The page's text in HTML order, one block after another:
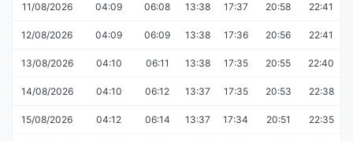
11/08/2026 04:09 06:08 13:38 17:37 20:58 22:41
12/08/2026 04:09 06:09 13:38 17:36 20:56 22:41
13/08/2026 04:10 06:11 13:38 17:35 20:55 22:40
14/08/2026 04:10 06:12 13:37 17:35 20:53 22:38
15/08/2026 04:12 06:14 13:37 17:34 20:51 22:35